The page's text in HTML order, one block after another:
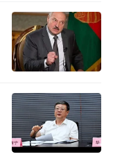
视频、图片或音
”用户上传并发
the videos,
and posted
is a social media